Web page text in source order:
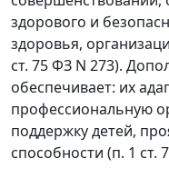
здорового и
здоровья,
ст. 75 ФЗ N 273).
обеспечивает: их
профессиональную
поддержку детей,
способности (п. 1 ст.